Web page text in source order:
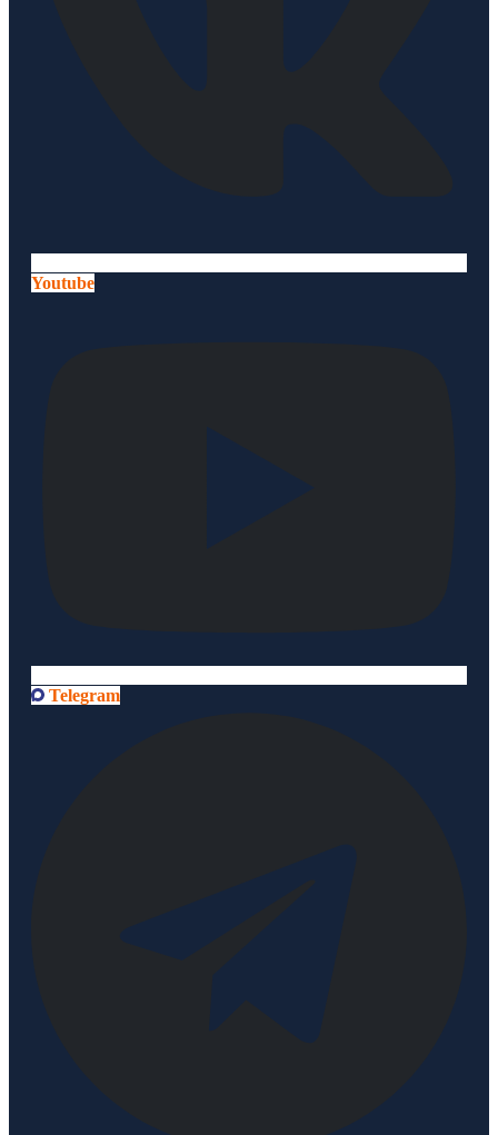
Youtube
Telegram